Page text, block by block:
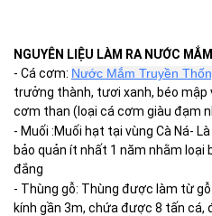
NGUYÊN LIỆU LÀM RA NƯỚC
- Cá cơm: Nước Mắm Truyền
trưởng thành, tươi xanh, béo mập
cơm than (loại cá cơm giàu đạm
- Muối :Muối hạt tại vùng Cà Ná-
bảo quản ít nhất 1 năm nhằm loại
đắng
- Thùng gỗ: Thùng được làm từ
kính gần 3m, chứa được 8 tấn